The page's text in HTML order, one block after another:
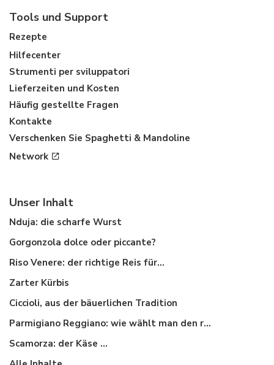
Tools und Support
Rezepte
Hilfecenter
Strumenti per sviluppatori
Lieferzeiten und Kosten
Häufig gestellte Fragen
Kontakte
Verschenken Sie Spaghetti & Mandoline
Network
Unser Inhalt
Nduja: die scharfe Wurst
Gorgonzola dolce oder piccante?
Riso Venere: der richtige Reis für...
Zarter Kürbis
Ciccioli, aus der bäuerlichen Tradition
Parmigiano Reggiano: wie wählt man den richtigen aus
Scamorza: der Käse ...